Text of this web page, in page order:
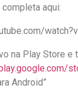
aqui:
na Play Store
Android”